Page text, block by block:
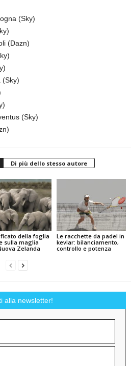
(Sky)
(Dazn)
(Sky)
(Sky)
Di più dello stesso autore
della foglia
sulla maglia
Zelanda
Le racchette da padel in
kevlar: bilanciamento,
controllo e potenza
alla newsletter!